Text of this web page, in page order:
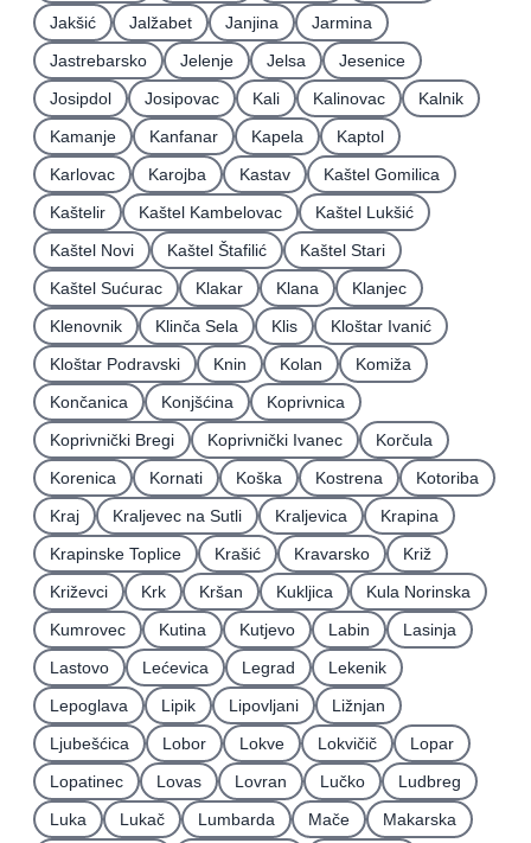
Jakšić Jalžabet Janjina
Jarmina
Jastrebarsko
Jelenje Jelsa
Jesenice
Josipdol
Josipovac Kali Kalinovac
Kalnik
Kamanje
Kanfanar Kapela
Kaptol
Karlovac
Karojba Kastav
Kaštel Gomilica
Kaštelir
Kaštel Kambelovac
Kaštel Lukšić
Kaštel Novi
Kaštel Štafilić
Kaštel Stari
Kaštel Sućurac
Klakar Klana
Klanjec
Klenovnik
Klinča Sela Klis
Kloštar Ivanić
Kloštar Podravski
Knin Kolan
Komiža
Končanica
Konjšćina
Koprivnica
Koprivnički Bregi
Koprivnički Ivanec
Korčula
Korenica
Kornati Koška Kostrena
Kotoriba
Kraj
Kraljevec na Sutli Kraljevica
Krapina
Krapinske Toplice
Krašić Kravarsko
Križ
Križevci
Krk Kršan Kukljica
Kula Norinska
Kumrovec
Kutina Kutjevo Labin
Lasinja
Lastovo
Lećevica Legrad
Lekenik
Lepoglava
Lipik Lipovljani
Ližnjan
Ljubešćica
Lobor Lokve Lokvičič
Lopar
Lopatinec
Lovas Lovran Lučko
Ludbreg
Luka
Lukač Lumbarda Mače
Makarska